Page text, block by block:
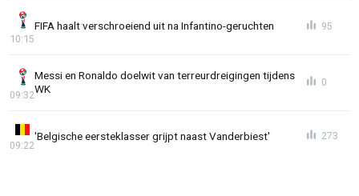
FIFA haalt verschroeiend uit na Infantino-geruchten
10:15
95
Messi en Ronaldo doelwit van terreurdreigingen tijdens
WK
09:32
0
'Belgische eersteklasser grijpt naast Vanderbiest'
09:22
273